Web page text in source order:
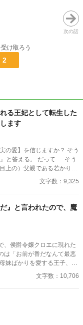
次の話
け取ろう
2
る王妃として転生した
ます
の愛】を信じますか？ そう
と答える。 だって･･･そう
上の）父親である若かりし
結ばれている」という何が
った大臣の姫ではなく平
を儲け、その不義の子こと
い身分の低い女が産んだ息
扱っているのよーーー
太子の後見になって欲しい
たもの。 それなのに･･･ジ
りユーリアと毎晩「アッ
ーノはユーリアと「アッ
う存在が邪魔という理由
裂きの刑にしやがるの
いる王太子妃のベルフィー
文字数：9,325
』と言われたので、魔
侯爵令嬢クロエに現れた
は「お前が番だなんて最悪
たクロエは、半地下に住む
も嫉妬も失
れ、王子は今さら真実の
響かない。愛されなかった
たちの行く末は――。
文字数：10,706